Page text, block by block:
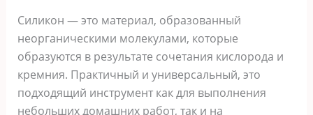
Силикон — это материал, образованный
неорганическими молекулами, которые
образуются в результате сочетания кислорода и
кремния. Практичный и универсальный, это
подходящий инструмент как для выполнения
небольших домашних работ, так и на